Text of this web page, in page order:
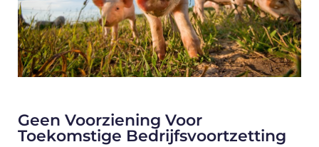
Geen Voorziening Voor
Toekomstige Bedrijfsvoortzetting